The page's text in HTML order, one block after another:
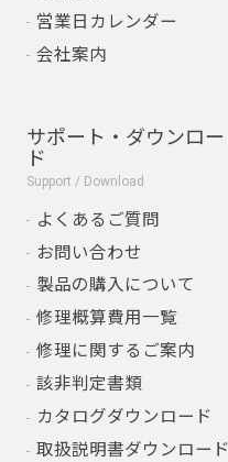
営業日カレンダー
会社案内
サポート・ダウンロー
ド
Support / Download
よくあるご質問
お問い合わせ
製品の購入について
修理概算費用一覧
修理に関するご案内
該非判定書類
カタログダウンロード
取扱説明書ダウンロード